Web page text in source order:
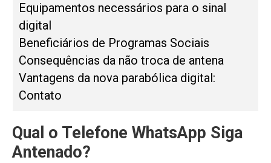
Equipamentos necessários para o sinal
digital
Beneficiários de Programas Sociais
Consequências da não troca de antena
Vantagens da nova parabólica digital:
Contato
Qual o Telefone WhatsApp Siga
Antenado?